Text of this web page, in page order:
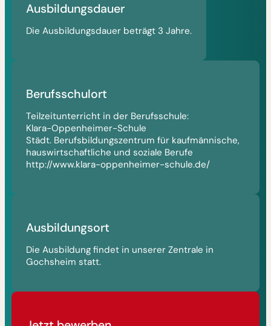
Ausbildungsdauer
Die Ausbildungsdauer beträgt 3 Jahre.
Berufsschulort
Teilzeitunterricht in der Berufsschule:
Klara-Oppenheimer-Schule
Städt. Berufsbildungszentrum für kaufmännische,
hauswirtschaftliche und soziale Berufe
http://www.klara-oppenheimer-schule.de/
Ausbildungsort
Die Ausbildung findet in unserer Zentrale in
Gochsheim statt.